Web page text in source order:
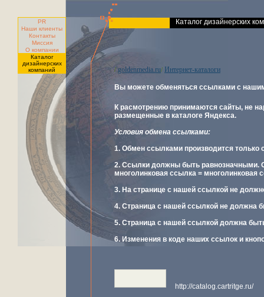
PR
Наши клиенты
Контакты
Миссия
О компании
Каталог
дизайнерских
компаний
Каталог дизайнерских
/ goldenmedia.ru/ Интернет-каталоги
Вы можете обменяться ссылками с
К расмотрению принимаются сайты, не
размещенные в каталоге Яндекса.
Условия обмена ссылками:
1. Обмен ссылками производится только
2. Ссылки должны быть равнозначными.
многолинковая ссылка = многолинковая
3. На странице с нашей ссылкой не
4. Страница с нашей ссылкой не должна
5. Страница с нашей ссылкой должна
6. Изменения в коде наших ссылок и
http://catalog.cartritge.ru/